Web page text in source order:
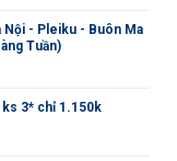
Nội - Pleiku - Buôn Ma
Tuần)
ks 3* chỉ 1.150k